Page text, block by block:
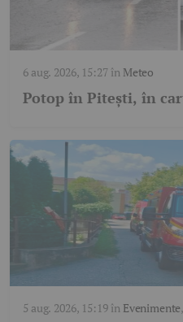
6 aug. 2026, 15:27în Meteo
Potop în Pitești, în
5 aug. 2026, 15:19în Evenimente